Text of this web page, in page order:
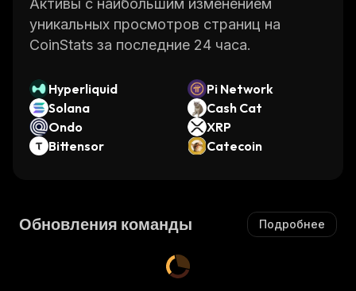
Активы с наибольшим изменением
уникальных просмотров страниц на
CoinStats за последние 24 часа.
Hyperliquid
Pi Network
Solana
Cash Cat
Ondo
XRP
Bittensor
Catecoin
Обновления команды Подробнее